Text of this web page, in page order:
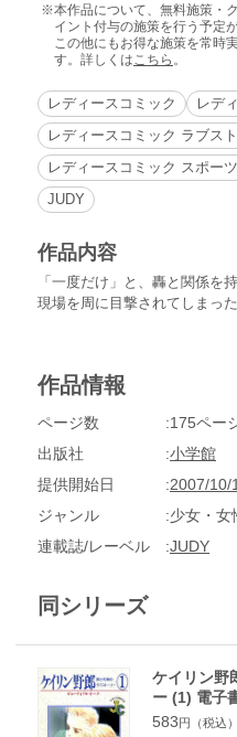
本作品について、無料施策・
イント付与の施策を行う予定
この他にもお得な施策を常時
す。詳しくはこちら 。
レディースコミック
レデ
レディースコミック ラブス
レディースコミック スポーツ
JUDY
作品内容
「一度だけ」と、轟と関係を
現場を周に目撃されてしまっ
パーティーの案内状が届くが
作品情報
ページ数
175ペー
出版社
小学館
提供開始日
2007/10/
ジャンル
少女・女
連載誌/レーベル
JUDY
同シリーズ
ケイリン野
ー (1) 電子
583円（税込）